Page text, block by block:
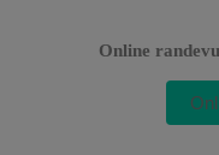
Online